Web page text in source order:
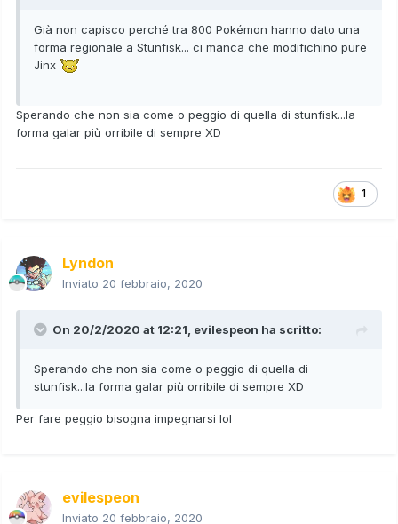
Già non capisco perché tra 800 Pokémon hanno dato una
forma regionale a Stunfisk... ci manca che modifichino pure
Jinx
Sperando che non sia come o peggio di quella di stunfisk...la
forma galar più orribile di sempre XD
1
Lyndon
Inviato 20 febbraio, 2020
On 20/2/2020 at 12:21, evilespeon ha scritto:
Sperando che non sia come o peggio di quella di
stunfisk...la forma galar più orribile di sempre XD
Per fare peggio bisogna impegnarsi lol
evilespeon
Inviato 20 febbraio, 2020